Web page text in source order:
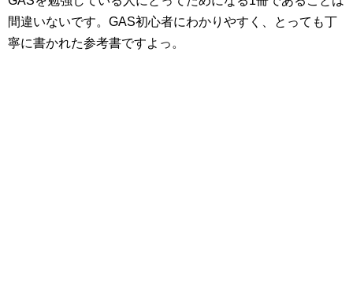
間違いないです。GAS初心者にわかりやすく、とっても丁
寧に書かれた参考書ですよっ。